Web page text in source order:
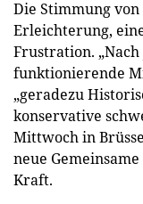
Die Stimmung
Erleichterung,
Frustration.
funktionierende
„geradezu
konservative
Mittwoch in
neue
Kraft.